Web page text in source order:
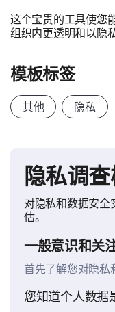
这个宝贵的工具使您
组织内更透明和以隐
模板标签
其他 隐私
隐私调
对隐私和数据安全
估。
一般意识和关
首先了解您对隐私
您知道个人数据